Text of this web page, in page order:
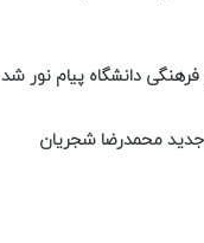
دانشگاه پیام نور شد
جدید محمدرضا شجریان